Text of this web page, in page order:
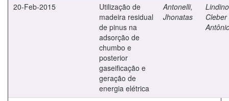
20-Feb-2015
Utilização de
madeira residual
de pinus na
adsorção de
chumbo e
posterior
gaseificação e
geração de
energia elétrica
Antonelli,
Jhonatas
Cleber